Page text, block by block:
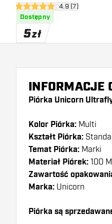
otwórz panel
4.9 gwiazdki oceny
4.9 (7)
Dostępny
5zł
INFORMACJE
Piórka Unicorn
Kolor Piórka: Multi
Kształt Piórka:
Temat Piórka: Marki
Materiał Piórek: 100
Zawartość
Marka: Unicorn
Piórka są